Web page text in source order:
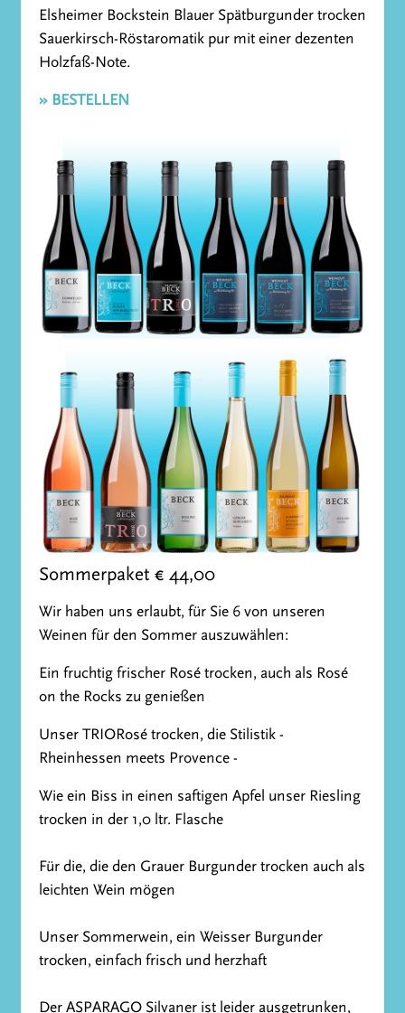
Elsheimer Bockstein Blauer Spätburgunder trocken
Sauerkirsch-Röstaromatik pur mit einer dezenten
Holzfaß-Note.
» BESTELLEN
Sommerpaket € 44,00
Wir haben uns erlaubt, für Sie 6 von unseren
Weinen für den Sommer auszuwählen:
Ein fruchtig frischer Rosé trocken, auch als Rosé
on the Rocks zu genießen
Unser TRIORosé trocken, die Stilistik -
Rheinhessen meets Provence -
Wie ein Biss in einen saftigen Apfel unser Riesling
trocken in der 1,0 ltr. Flasche
Für die, die den Grauer Burgunder trocken auch als
leichten Wein mögen
Unser Sommerwein, ein Weisser Burgunder
trocken, einfach frisch und herzhaft
Der ASPARAGO Silvaner ist leider ausgetrunken,